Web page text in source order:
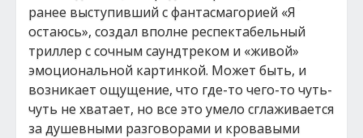
ранее выступивший с фантасмагорией «Я
остаюсь», создал вполне респектабельный
триллер с сочным саундтреком и «живой»
эмоциональной картинкой. Может быть, и
возникает ощущение, что где-то чего-то чуть-
чуть не хватает, но все это умело сглаживается
за душевными разговорами и кровавыми